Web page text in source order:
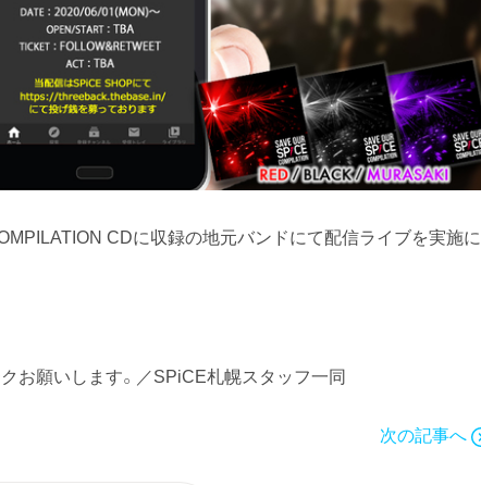
CDに収録の地元バンドにて配信ライブを実施に
お願いします。／SPiCE札幌スタッフ一同
次の記事へ